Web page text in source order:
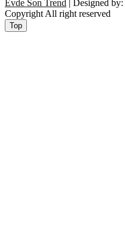
Evde Son Trend | Designed by:
Copyright All right reserved
Top